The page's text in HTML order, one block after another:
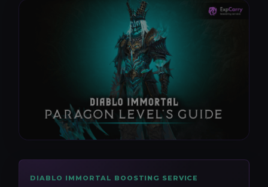
DIABLO IMMORTAL BOOSTING SERVICE